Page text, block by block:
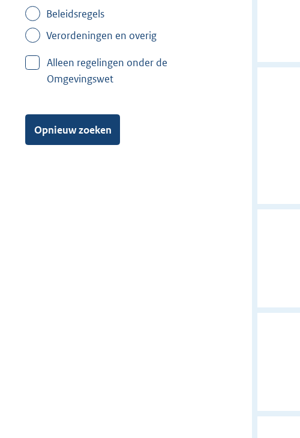
Beleidsregels
Verordeningen en overig
Alleen regelingen onder de
Omgevingswet
Opnieuw zoeken